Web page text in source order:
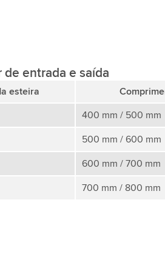
de entrada e saída
esteira
400 mm / 500 mm
500 mm / 600 mm
600 mm / 700 mm
700 mm / 800 mm